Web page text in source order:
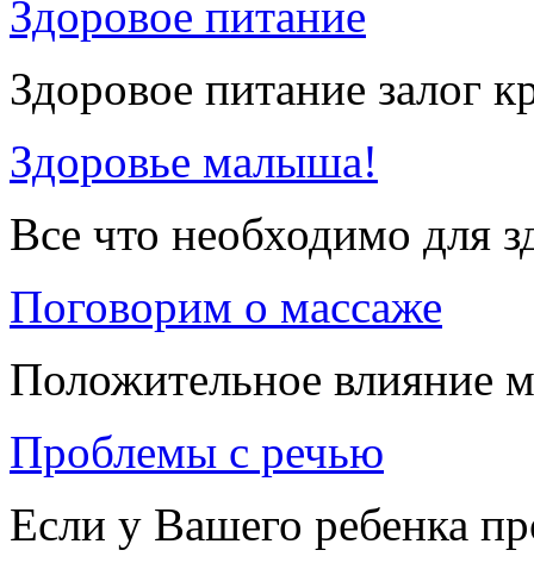
Здоровое питание
Здоровое питание залог
Здоровье малыша!
Все что необходимо для
Поговорим о массаже
Положительное влияние
Проблемы с речью
Если у Вашего ребенка